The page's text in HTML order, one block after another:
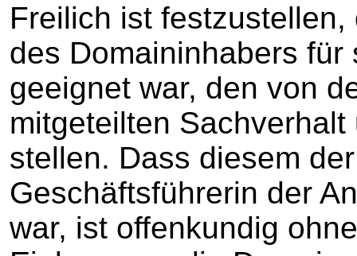
Freilich ist
des Domaininhabers
geeignet war, den von
mitgeteilten
stellen. Dass diesem
Geschäftsführerin der
war, ist offenkundig